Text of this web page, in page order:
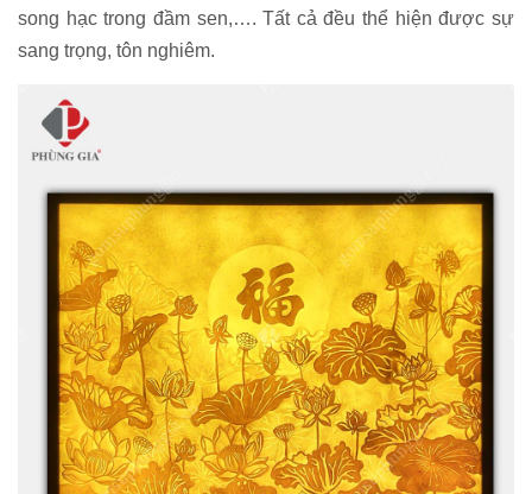
song hạc trong đầm sen,…. Tất cả đều thể hiện được sự
sang trọng, tôn nghiêm.